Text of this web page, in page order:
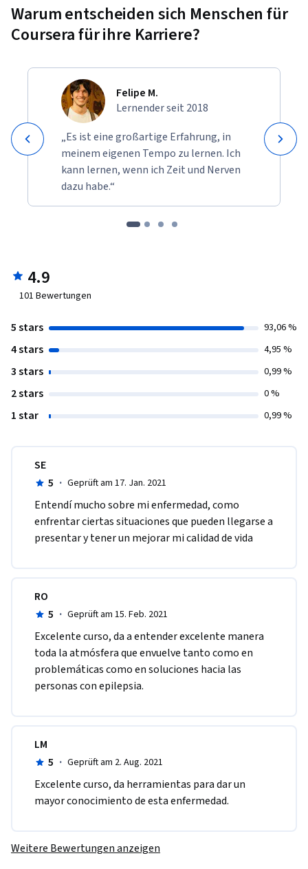
Warum entscheiden sich Menschen für
Coursera für ihre Karriere?
Felipe M.
Lernender seit 2018
„Es ist eine großartige Erfahrung, in
meinem eigenen Tempo zu lernen. Ich
kann lernen, wenn ich Zeit und Nerven
dazu habe.“
4.9
101 Bewertungen
5 stars 93,06 %
4 stars 4,95 %
3 stars 0,99 %
2 stars 0 %
1 star 0,99 %
SE
5 · Geprüft am 17. Jan. 2021
Entendí mucho sobre mi enfermedad, como
enfrentar ciertas situaciones que pueden llegarse a
presentar y tener un mejorar mi calidad de vida
RO
5 · Geprüft am 15. Feb. 2021
Excelente curso, da a entender excelente manera
toda la atmósfera que envuelve tanto como en
problemáticas como en soluciones hacia las
personas con epilepsia.
LM
5 · Geprüft am 2. Aug. 2021
Excelente curso, da herramientas para dar un
mayor conocimiento de esta enfermedad.
Weitere Bewertungen anzeigen